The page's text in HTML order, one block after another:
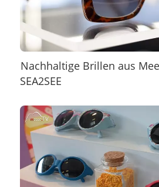
Nachhaltige Brillen aus
SEA2SEE